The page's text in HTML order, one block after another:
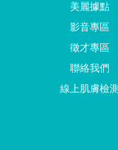
美麗據點
影音專區
徵才專區
聯絡我們
線上肌膚檢測